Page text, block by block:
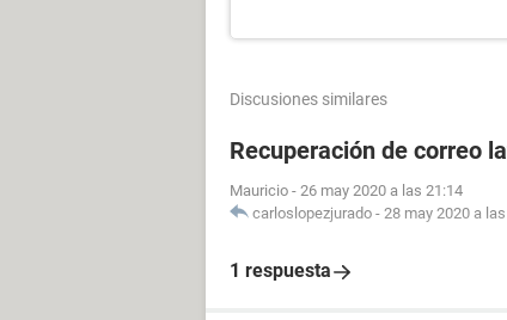
Discusiones similares
Recuperación de correo
Mauricio - 26 may 2020 a las 21:14
carloslopezjurado - 28 may 2020 a
1 respuesta